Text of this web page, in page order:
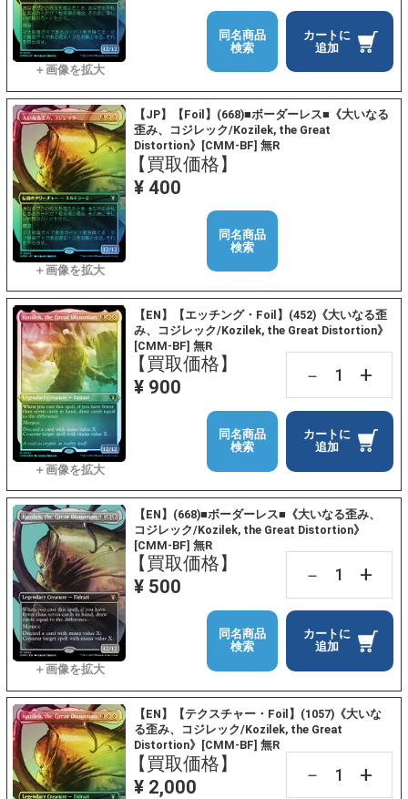
カートに
追加
同名商品
検索
【JP】【Foil】(668)■ボーダーレス■《大いなる
歪み、コジレック/Kozilek, the Great
Distortion》[CMM-BF] 無R
【買取価格】
¥ 400
同名商品
検索
【EN】【エッチング・Foil】(452)《大いなる歪
み、コジレック/Kozilek, the Great Distortion》
[CMM-BF] 無R
【買取価格】
¥ 900
－ +
カートに
追加
同名商品
検索
【EN】(668)■ボーダーレス■《大いなる歪み、
コジレック/Kozilek, the Great Distortion》
[CMM-BF] 無R
【買取価格】
¥ 500
－ +
カートに
追加
同名商品
検索
【EN】【テクスチャー・Foil】(1057)《大いな
る歪み、コジレック/Kozilek, the Great
Distortion》[CMM-BF] 無R
【買取価格】
¥ 2,000
－ +